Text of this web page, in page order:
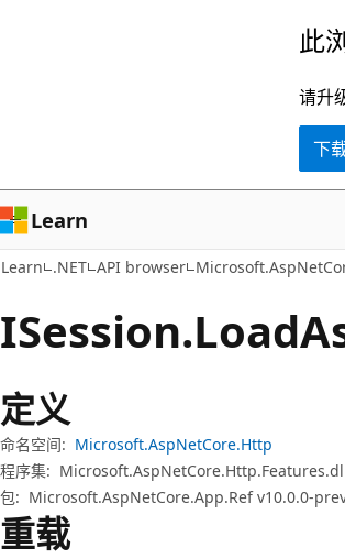
容
航
此
请升
下
Learn
Learn .NET API browser
ISession.Load
定义
命名空间: Microsoft.AspNetCore.Http
程序集:
包: Microsoft.AspNetCore.App.Ref v10.0.0-
重载